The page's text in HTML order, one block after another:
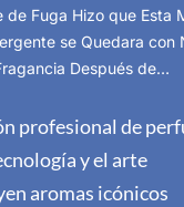
de Fuga Hizo que Esta
se Quedara con
Después de…
profesional de
y el arte
aromas icónicos